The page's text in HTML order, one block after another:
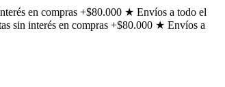
en compras +$80.000 ★ Envíos a todo el
sin interés en compras +$80.000 ★ Envíos a